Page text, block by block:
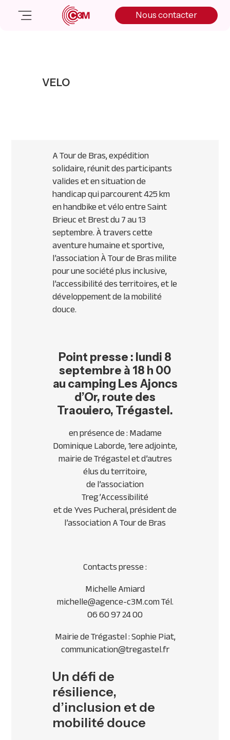
Nous contacter
Nous contacter
VELO
A Tour de Bras, expédition
solidaire, réunit des participants
valides et en situation de
handicap qui parcourent 425 km
en handbike et vélo entre Saint
Brieuc et Brest du 7 au 13
septembre. À travers cette
aventure humaine et sportive,
l’association À Tour de Bras milite
pour une société plus inclusive,
l’accessibilité des territoires, et le
développement de la mobilité
douce.
Point presse : lundi 8
septembre à 18 h 00
au camping Les Ajoncs
d’Or, route des
Traouiero, Trégastel.
en présence de : Madame
Dominique Laborde, 1ere adjointe,
mairie de Trégastel et d’autres
élus du territoire,
de l’association
Treg’Accessibilité
et de Yves Pucheral, président de
l’association A Tour de Bras
Contacts presse :
Michelle Amiard
michelle@agence-c3M.com Tél.
06 60 97 24 00
Mairie de Trégastel : Sophie Piat,
communication@tregastel.fr
Un défi de
résilience,
d’inclusion et de
mobilité douce